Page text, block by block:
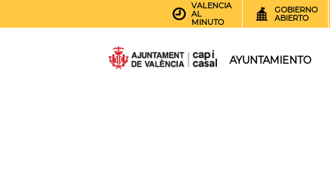
VALENCIA
AL
MINUTO
GOBIERNO
ABIERTO
AYUNTAMIENTO